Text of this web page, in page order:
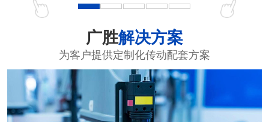
广胜解决方案
为客户提供定制化传动配套方案